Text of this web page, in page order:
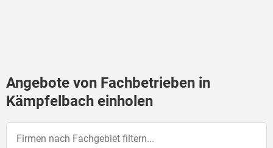
Angebote von Fachbetrieben in
Kämpfelbach einholen